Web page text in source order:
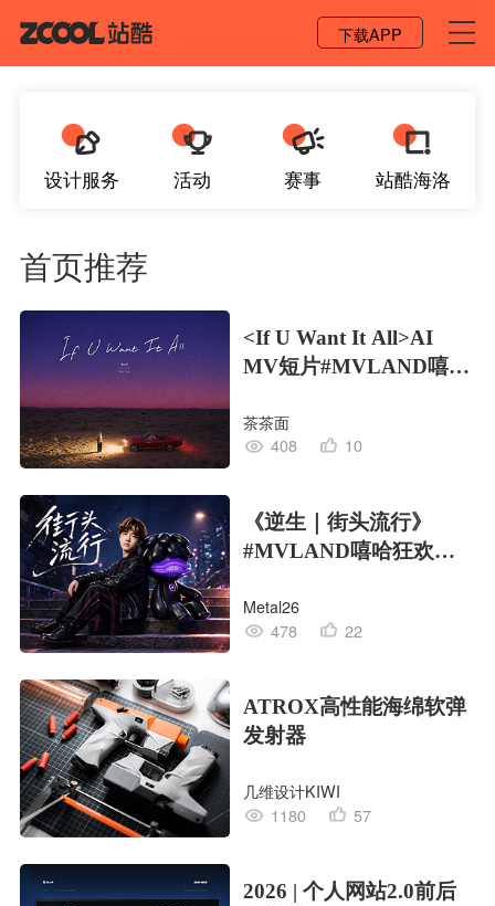
下载APP
设计服务 活动 赛事 站酷海洛
首页推荐
<If U Want It All>AI
MV短片#MVLAND嘻哈
茶茶面
408
10
《逆生｜街头流行》
#MVLAND嘻哈狂欢派
Metal26
478
22
ATROX高性能海绵软弹
发射器
几维设计KIWI
1180
57
2026 | 个人网站2.0前后